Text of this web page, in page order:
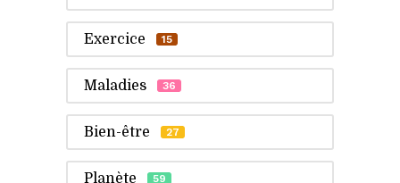
Exercice 15
Maladies 36
Bien-être 27
Planète 59